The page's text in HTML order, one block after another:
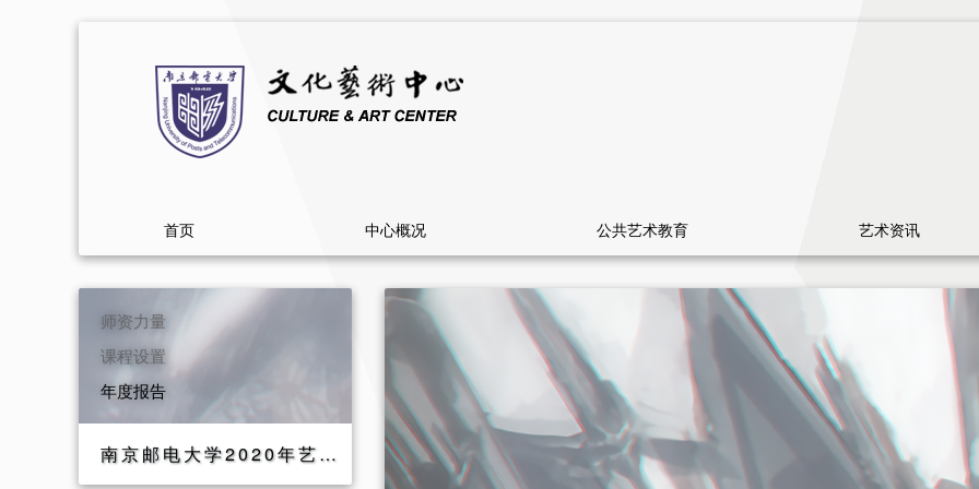
首页 中心概况 公共艺术教育 艺术资讯
师资力量
课程设置
年度报告
南京邮电大学2020年艺术教育年度报告